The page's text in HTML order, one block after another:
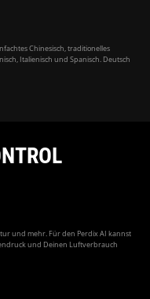
Chinesisch, traditionelles
Italienisch und Spanisch. Deutsch
und mehr. Für den Perdix AI kannst
und Deinen Luftverbrauch